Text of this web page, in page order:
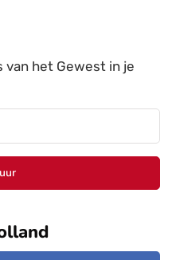
van het Gewest in je